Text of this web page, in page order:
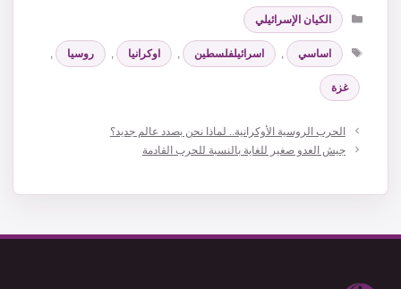
التصنيفات
الكيان الإسرائيلي
الوسوم
اساسي اسرائيلفلسطين اوكرانيا روسيا
غزة
الحرب الروسية الأوكرانية.. لماذا نحن بصدد عالم جديد؟
جيش العدو صغير للغاية بالنسبة للحرب القادمة